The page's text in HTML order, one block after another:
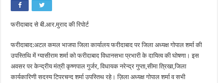
फरीदाबाद से बी.आर.मुराद की रिपोर्ट
फरीदाबाद:अटल कमल भाजपा जिला कार्यालय फरीदाबाद पर जिला अध्यक्ष गोपाल शर्मा की
उपस्तिथि में ग्यासीराम शर्मा को फरीदाबाद विधानसभा प्रभारी के दायित्व की घोषणा। इस
अवसर पर केन्द्रीय मंत्री कृष्णपाल गुर्जर, विधायक नरेन्द्र गुप्ता,सीमा त्रिखा,जिला
कार्यकारिणी सदस्य टिपरचन्द शर्मा उपस्तिथ रहे। ज़िला अध्यक्ष गोपाल शर्मा व सभी